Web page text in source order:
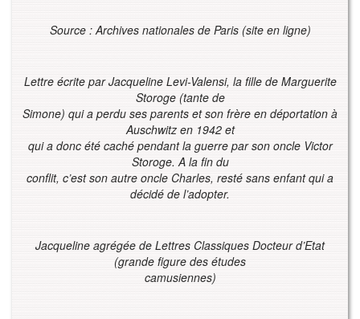
Source : Archives nationales de Paris (site en ligne)
Lettre écrite par Jacqueline Levi-Valensi, la fille de Marguerite
Storoge (tante de
Simone) qui a perdu ses parents et son frère en déportation à
Auschwitz en 1942 et
qui a donc été caché pendant la guerre par son oncle Victor
Storoge. A la fin du
conflit, c’est son autre oncle Charles, resté sans enfant qui a
décidé de l’adopter.
Jacqueline agrégée de Lettres Classiques Docteur d’Etat
(grande figure des études
camusiennes)